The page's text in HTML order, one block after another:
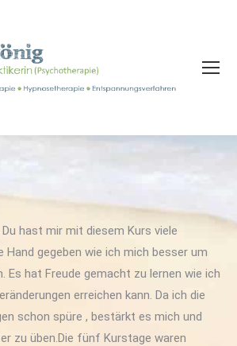
hast mir mit diesem Kurs viele
Hand gegeben wie ich mich besser um
Es hat Freude gemacht zu lernen wie ich
erreichen kann. Da ich die
schon spüre , bestärkt es mich und
zu üben.Die fünf Kurstage waren